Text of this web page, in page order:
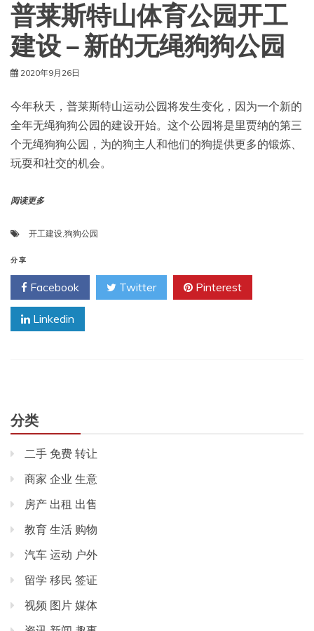
普莱斯特山体育公园开工
建设 – 新的无绳狗狗公园
2020年9月26日
今年秋天，普莱斯特山运动公园将发生变化，因为一个新的
全年无绳狗狗公园的建设开始。这个公园将是里贾纳的第三
个无绳狗狗公园，为的狗主人和他们的狗提供更多的锻炼、
玩耍和社交的机会。
阅读更多
开工建设 狗狗公园
分享
Facebook Twitter Pinterest
Linkedin
分类
二手 免费 转让
商家 企业 生意
房产 出租 出售
教育 生活 购物
汽车 运动 户外
留学 移民 签证
视频 图片 媒体